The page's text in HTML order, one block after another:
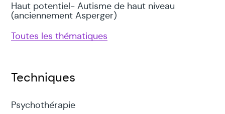
Haut potentiel- Autisme de haut niveau
(anciennement Asperger)
Toutes les thématiques
Techniques
Psychothérapie